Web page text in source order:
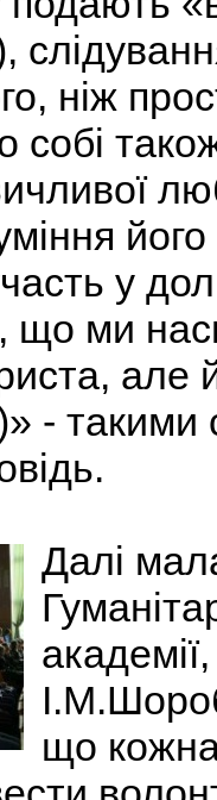
ніж
собі
у
що ми
але
- такими
Далі
що